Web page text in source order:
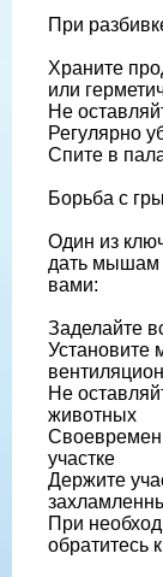
При
Храните
или
Не
Регулярно
Спите в
Борьба с
Один из
дать мышам
вами:
Заделайте
Установите
Не
животных
участке
Держите
При
обратитесь